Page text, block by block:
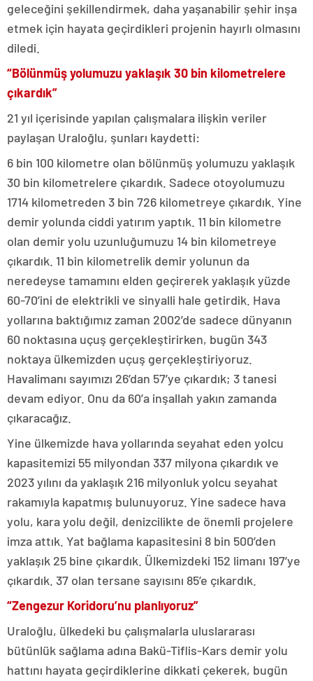
geleceğini şekillendirmek, daha yaşanabilir şehir inşa
etmek için hayata geçirdikleri projenin hayırlı olmasını
diledi.
“Bölünmüş yolumuzu yaklaşık 30 bin kilometrelere
çıkardık”
21 yıl içerisinde yapılan çalışmalara ilişkin veriler
paylaşan Uraloğlu, şunları kaydetti:
6 bin 100 kilometre olan bölünmüş yolumuzu yaklaşık
30 bin kilometrelere çıkardık. Sadece otoyolumuzu
1714 kilometreden 3 bin 726 kilometreye çıkardık. Yine
demir yolunda ciddi yatırım yaptık. 11 bin kilometre
olan demir yolu uzunluğumuzu 14 bin kilometreye
çıkardık. 11 bin kilometrelik demir yolunun da
neredeyse tamamını elden geçirerek yaklaşık yüzde
60-70’ini de elektrikli ve sinyalli hale getirdik. Hava
yollarına baktığımız zaman 2002’de sadece dünyanın
60 noktasına uçuş gerçekleştirirken, bugün 343
noktaya ülkemizden uçuş gerçekleştiriyoruz.
Havalimanı sayımızı 26’dan 57’ye çıkardık; 3 tanesi
devam ediyor. Onu da 60’a inşallah yakın zamanda
çıkaracağız.
Yine ülkemizde hava yollarında seyahat eden yolcu
kapasitemizi 55 milyondan 337 milyona çıkardık ve
2023 yılını da yaklaşık 216 milyonluk yolcu seyahat
rakamıyla kapatmış bulunuyoruz. Yine sadece hava
yolu, kara yolu değil, denizcilikte de önemli projelere
imza attık. Yat bağlama kapasitesini 8 bin 500’den
yaklaşık 25 bine çıkardık. Ülkemizdeki 152 limanı 197’ye
çıkardık. 37 olan tersane sayısını 85’e çıkardık.
“Zengezur Koridoru’nu planlıyoruz”
Uraloğlu, ülkedeki bu çalışmalarla uluslararası
bütünlük sağlama adına Bakü-Tiflis-Kars demir yolu
hattını hayata geçirdiklerine dikkati çekerek, bugün